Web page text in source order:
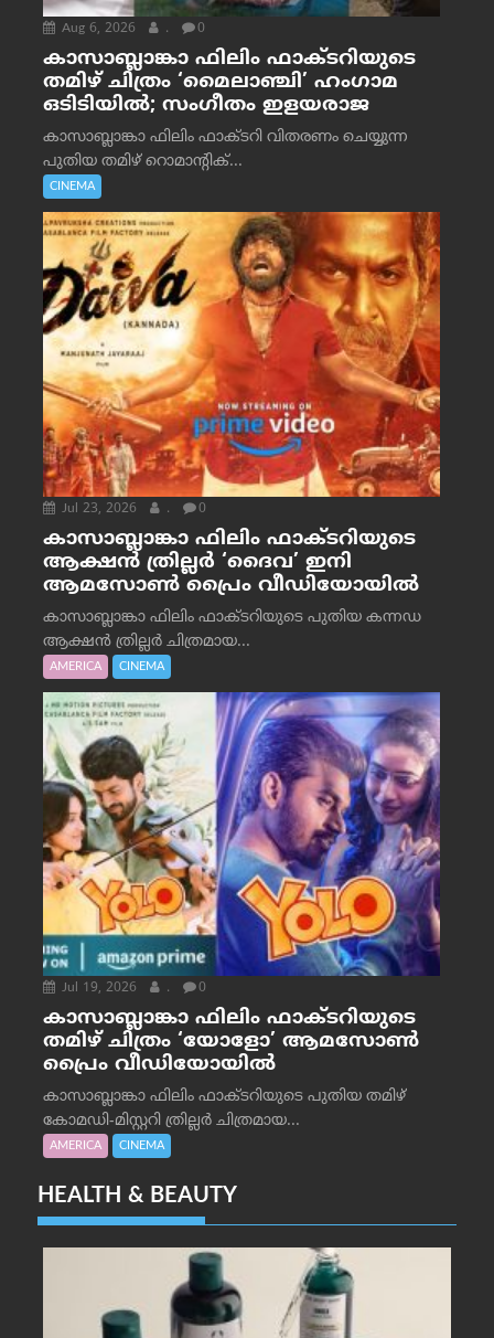
Aug 6, 2026 . 0
കാസാബ്ലാങ്കാ ഫിലിം ഫാക്ടറിയുടെ
തമിഴ് ചിത്രം ‘മൈലാഞ്ചി’ ഹംഗാമ
ഒടിടിയിൽ; സംഗീതം ഇളയരാജ
കാസാബ്ലാങ്കാ ഫിലിം ഫാക്ടറി വിതരണം ചെയ്യുന്ന
പുതിയ തമിഴ് റൊമാന്റിക്...
CINEMA
Jul 23, 2026 . 0
കാസാബ്ലാങ്കാ ഫിലിം ഫാക്ടറിയുടെ
ആക്ഷൻ ത്രില്ലർ ‘ദൈവ’ ഇനി
ആമസോൺ പ്രൈം വീഡിയോയിൽ
കാസാബ്ലാങ്കാ ഫിലിം ഫാക്ടറിയുടെ പുതിയ കന്നഡ
ആക്ഷൻ ത്രില്ലർ ചിത്രമായ...
AMERICA CINEMA
Jul 19, 2026 . 0
കാസാബ്ലാങ്കാ ഫിലിം ഫാക്ടറിയുടെ
തമിഴ് ചിത്രം ‘യോളോ’ ആമസോൺ
പ്രൈം വീഡിയോയിൽ
കാസാബ്ലാങ്കാ ഫിലിം ഫാക്ടറിയുടെ പുതിയ തമിഴ്
കോമഡി-മിസ്റ്ററി ത്രില്ലർ ചിത്രമായ...
AMERICA CINEMA
HEALTH & BEAUTY